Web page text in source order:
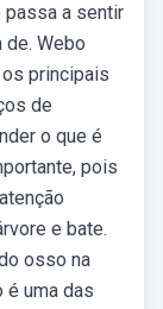
passa a sentir
de. Webo
principais
de
o que é
pois
e bate.
osso na
é uma das